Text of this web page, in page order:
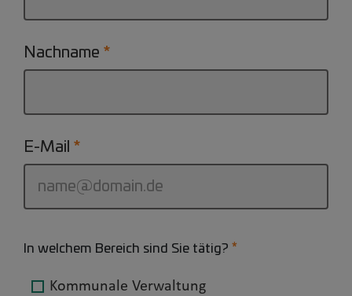
Nachname
E-Mail
In welchem Bereich sind Sie tätig?
Kommunale Verwaltung